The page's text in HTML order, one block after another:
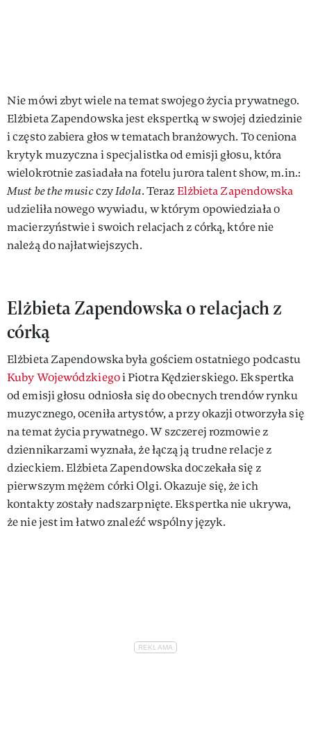
Nie mówi zbyt wiele na temat swojego życia prywatnego.
Elżbieta Zapendowska jest ekspertką w swojej dziedzinie
i często zabiera głos w tematach branżowych. To ceniona
krytyk muzyczna i specjalistka od emisji głosu, która
wielokrotnie zasiadała na fotelu jurora talent show, m.in.:
Must be the musicczyIdola. TerazElżbieta Zapendowska
udzieliła nowego wywiadu, w którym opowiedziała o
macierzyństwie i swoich relacjach z córką, które nie
należą do najłatwiejszych.
Elżbieta Zapendowska o relacjach z
córką
Elżbieta Zapendowska była gościem ostatniego podcastu
Kuby Wojewódzkiegoi Piotra Kędzierskiego. Ekspertka
od emisji głosu odniosła się do obecnych trendów rynku
muzycznego, oceniła artystów, a przy okazji otworzyła się
na temat życia prywatnego. W szczerej rozmowie z
dziennikarzami wyznała, że łączą ją trudne relacje z
dzieckiem. Elżbieta Zapendowska doczekała się z
pierwszym mężem córki Olgi. Okazuje się, że ich
kontakty zostały nadszarpnięte. Ekspertka nie ukrywa,
że nie jest im łatwo znaleźć wspólny język.